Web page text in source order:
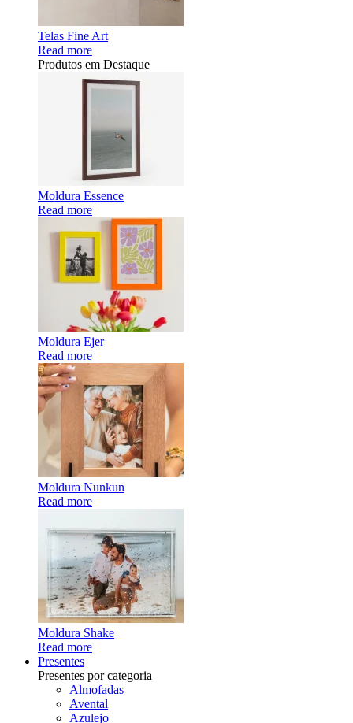
Telas Fine Art
Read more
Produtos em Destaque
Moldura Essence
Read more
Moldura Ejer
Read more
Moldura Nunkun
Read more
Moldura Shake
Read more
Presentes
Presentes por categoria
Almofadas
Avental
Azulejo